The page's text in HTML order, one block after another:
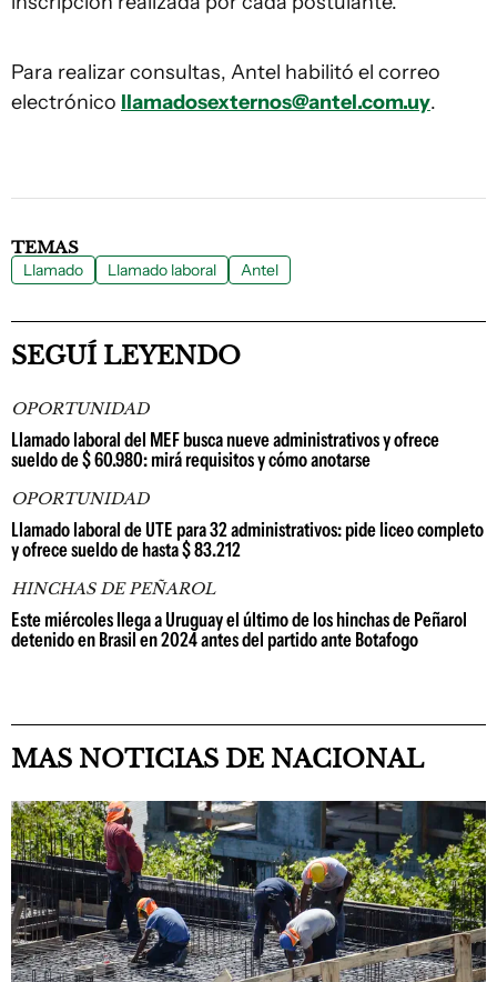
Para realizar consultas, Antel habilitó el correo
electrónico llamadosexternos@antel.com.uy.
TEMAS
Llamado Llamado laboral Antel
SEGUÍ LEYENDO
OPORTUNIDAD
Llamado laboral del MEF busca nueve administrativos y ofrece
sueldo de $ 60.980: mirá requisitos y cómo anotarse
OPORTUNIDAD
Llamado laboral de UTE para 32 administrativos: pide liceo completo
y ofrece sueldo de hasta $ 83.212
HINCHAS DE PEÑAROL
Este miércoles llega a Uruguay el último de los hinchas de Peñarol
detenido en Brasil en 2024 antes del partido ante Botafogo
MAS NOTICIAS DE NACIONAL